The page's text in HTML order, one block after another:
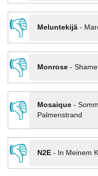
👎
Meluntekijä-
👎
Monrose-
👎
Mosaique-
Palmenstrand
👎
N2E- In Meinem